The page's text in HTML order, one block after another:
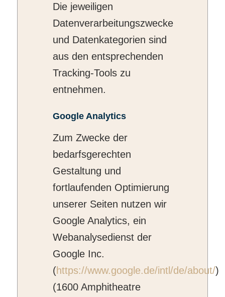
Die jeweiligen
Datenverarbeitungszwecke
und Datenkategorien sind
aus den entsprechenden
Tracking-Tools zu
entnehmen.
Google Analytics
Zum Zwecke der
bedarfsgerechten
Gestaltung und
fortlaufenden Optimierung
unserer Seiten nutzen wir
Google Analytics, ein
Webanalysedienst der
Google Inc.
(https://www.google.de/intl/de/about/)
(1600 Amphitheatre